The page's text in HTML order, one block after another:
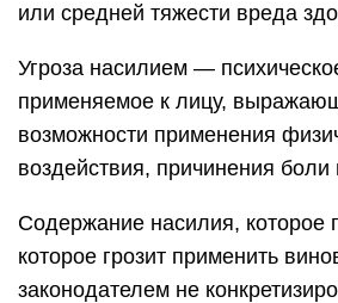
или средней тяжести вреда
Угроза насилием —
применяемое к лицу,
возможности применения
воздействия, причинения боли
Содержание насилия, которое
которое грозит применить
законодателем не